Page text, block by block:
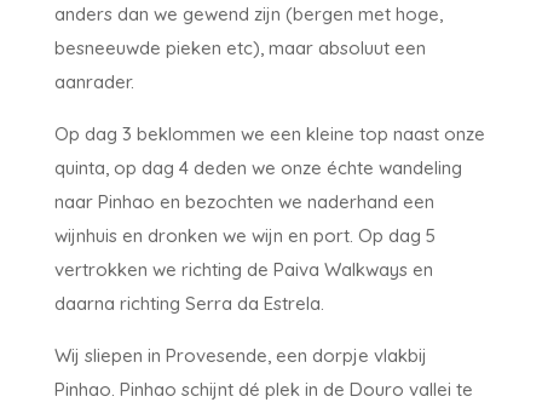
anders dan we gewend zijn (bergen met hoge,
besneeuwde pieken etc), maar absoluut een
aanrader.
Op dag 3 beklommen we een kleine top naast onze
quinta, op dag 4 deden we onze échte wandeling
naar Pinhao en bezochten we naderhand een
wijnhuis en dronken we wijn en port. Op dag 5
vertrokken we richting de Paiva Walkways en
daarna richting Serra da Estrela.
Wij sliepen in Provesende, een dorpje vlakbij
Pinhao. Pinhao schijnt dé plek in de Douro vallei te